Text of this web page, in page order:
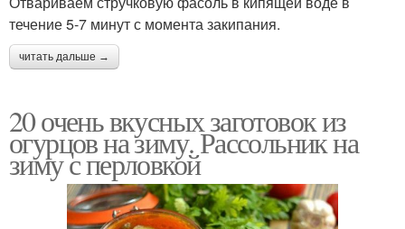
течение 5-7 минут с момента закипания.
читать дальше →
20 очень вкусных заготовок из
огурцов на зиму. Рассольник на
зиму с перловкой